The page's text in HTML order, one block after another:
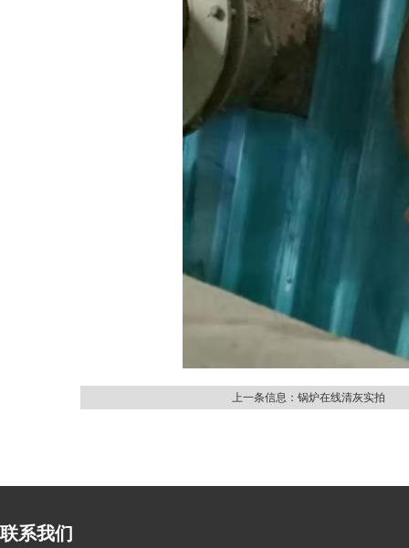
上一条信息：锅炉在线清灰实拍
联系我们